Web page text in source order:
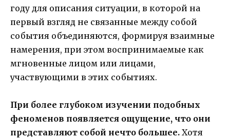
году для описания ситуации, в которой на
первый взгляд не связанные между собой
события объединяются, формируя взаимные
намерения, при этом воспринимаемые как
мгновенные лицом или лицами,
участвующими в этих событиях.
При более глубоком изучении подобных
феноменов появляется ощущение, что они
представляют собой нечто большее. Хотя